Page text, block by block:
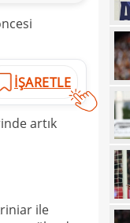
İŞARETLE
artık
ile